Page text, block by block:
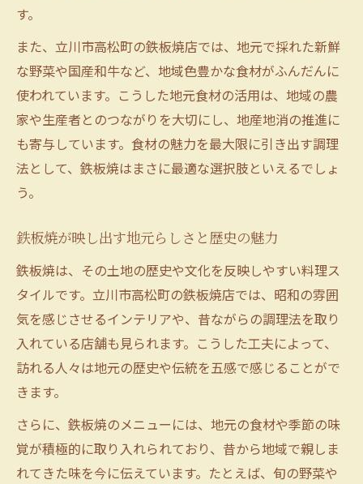
鉄板焼体験が話題となる立川の特徴
鉄板焼が立川で愛され続ける理由
鉄板焼が立川で長く愛される理由を探る
地元に根付く鉄板焼の魅力と背景
鉄板焼が立川で支持される文化的理由
立川市高松町の鉄板焼事情を徹底解説
鉄板焼に関する地元の最新動向を紹介
鉄板焼の現状と立川市高松町の特色
立川市高松町で人気の鉄板焼事情とは
鉄板焼と地域性に触れる旬の体験
鉄板焼と地域性が織りなす旬の体験
地元の旬を味わう鉄板焼の楽しみ方
す。
また、立川市高松町の鉄板焼店では、地元で採れた新鮮
な野菜や国産和牛など、地域色豊かな食材がふんだんに
使われています。こうした地元食材の活用は、地域の農
家や生産者とのつながりを大切にし、地産地消の推進に
も寄与しています。食材の魅力を最大限に引き出す調理
法として、鉄板焼はまさに最適な選択肢といえるでしょ
う。
鉄板焼が映し出す地元らしさと歴史の魅力
鉄板焼は、その土地の歴史や文化を反映しやすい料理ス
タイルです。立川市高松町の鉄板焼店では、昭和の雰囲
気を感じさせるインテリアや、昔ながらの調理法を取り
入れている店舗も見られます。こうした工夫によって、
訪れる人々は地元の歴史や伝統を五感で感じることがで
きます。
さらに、鉄板焼のメニューには、地元の食材や季節の味
覚が積極的に取り入れられており、昔から地域で親しま
れてきた味を今に伝えています。たとえば、旬の野菜や